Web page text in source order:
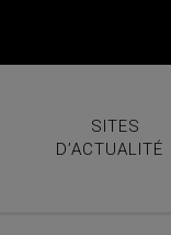
SITES
D’ACTUALITÉ